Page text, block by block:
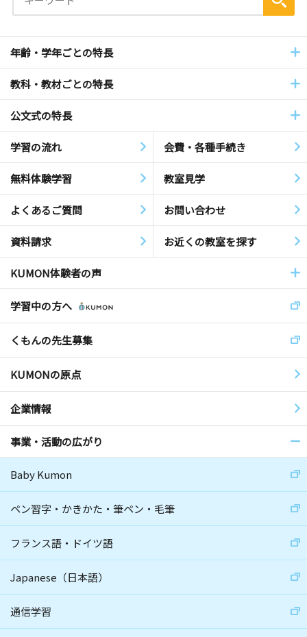
年齢・学年ごとの特長
教科・教材ごとの特長
公文式の特長
学習の流れ 会費・各種手続き
無料体験学習 教室見学
よくあるご質問 お問い合わせ
資料請求 お近くの教室を探す
KUMON体験者の声
学習中の方へ
くもんの先生募集
KUMONの原点
企業情報
事業・活動の広がり
Baby Kumon
ペン習字・かきかた・筆ペン・毛筆
フランス語・ドイツ語
Japanese（日本語）
通信学習